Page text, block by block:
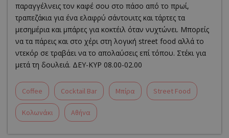
παραγγέλνεις τον καφέ σου στο πάσο από το πρωί,
τραπεζάκια για ένα ελαφρύ σάντουιτς και τάρτες τα
μεσημέρια και μπάρες για κοκτέιλ όταν νυχτώνει. Μπορείς
να τα πάρεις και στο χέρι στη λογική street food αλλά το
ντεκόρ σε τραβάει να το απολαύσεις επί τόπου. Στέκι για
μετά τη δουλειά. ΔΕΥ-ΚΥΡ 08.00-02.00
Coffee Cocktail Bar Μπίρα Street Food
Κολωνάκι Αθήνα